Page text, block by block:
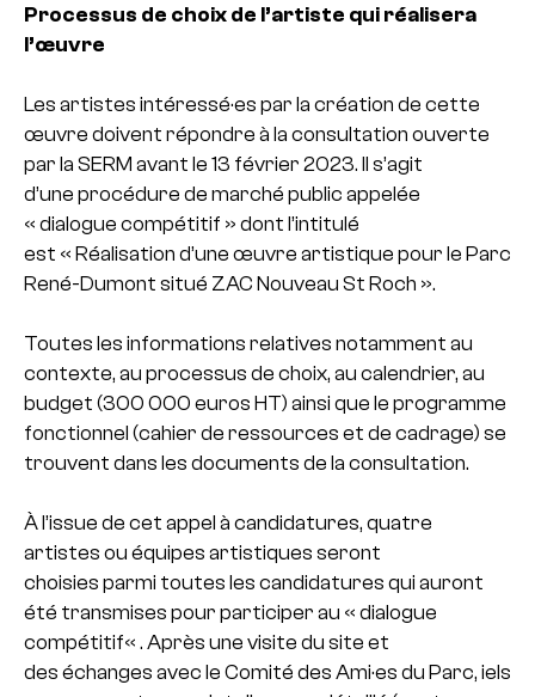
Processus de choix de l’artiste qui réalisera
l’œuvre
Les artistes intéressé·es par la création de cette
œuvre doivent répondre à la consultation ouverte
par la SERM avant le 13 février 2023. Il s’agit
d’une procédure de marché public appelée
« dialogue compétitif » dont l’intitulé
est « Réalisation d’une œuvre artistique pour le Parc
René-Dumont situé ZAC Nouveau St Roch ».
Toutes les informations relatives notamment au
contexte, au processus de choix, au calendrier, au
budget (300 000 euros HT) ainsi que le programme
fonctionnel (cahier de ressources et de cadrage) se
trouvent dans les documents de la consultation.
À l’issue de cet appel à candidatures, quatre
artistes ou équipes artistiques seront
choisies parmi toutes les candidatures qui auront
été transmises pour participer au « dialogue
compétitif« . Après une visite du site et
des échanges avec le Comité des Ami·es du Parc, iels